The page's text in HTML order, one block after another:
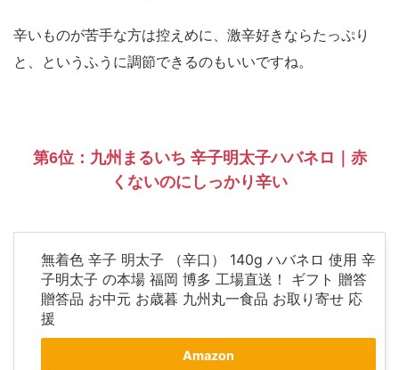
辛いものが苦手な方は控えめに、激辛好きならたっぷり
と、というふうに調節できるのもいいですね。
第6位：九州まるいち 辛子明太子ハバネロ｜赤
くないのにしっかり辛い
無着色 辛子 明太子 （辛口） 140g ハバネロ 使用 辛
子明太子 の本場 福岡 博多 工場直送！ ギフト 贈答
贈答品 お中元 お歳暮 九州丸一食品 お取り寄せ 応
援
Amazon